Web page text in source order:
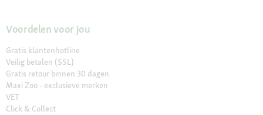
Voordelen voor jou
Gratis klantenhotline
Veilig betalen (SSL)
Gratis retour binnen 30 dagen
Maxi Zoo - exclusieve merken
VET
Click & Collect